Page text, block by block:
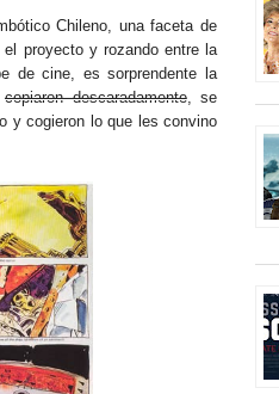
Chileno, una faceta de
proyecto y rozando entre la
de cine, es sorprendente la
copiaron descaradamente, se
y cogieron lo que les convino